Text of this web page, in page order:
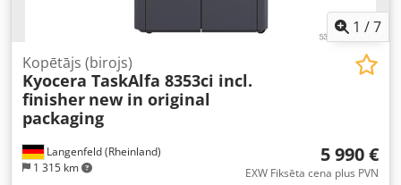
1 /7
Langenfeld (Rheinland)
1 315 km
Kopētājs (birojs)
Kyocera TaskAlfa 8353ci incl.
finisher new in original
packaging
5 990 €
EXW Fiksēta cena plus PVN